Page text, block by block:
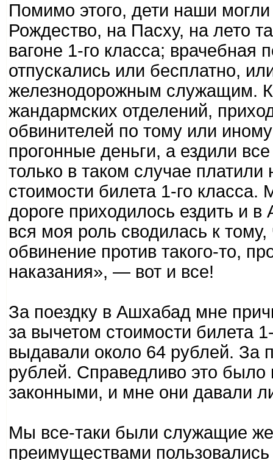
Помимо этого, дети наши
Рождество, на Пасху, на лето
вагоне 1-го класса;
отпускались или бесплатно,
железнодорожным служащим.
жандармских отделений,
обвинителей по тому или
прогонные деньги, а ездили
только в таком случае
стоимости билета 1-го
дороге приходилось ездить и
вся моя роль сводилась к
обвинение против такого-то,
наказания», — вот и все!
За поездку в Ашхабад мне
за вычетом стоимости билета
выдавали около 64 рублей. За
рублей. Справедливо это было
законными, и мне они давали
Мы все-таки были служащие
преимуществами